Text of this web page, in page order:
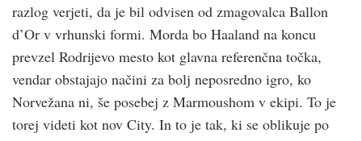
razlog verjeti, da je bil odvisen od zmagovalca Ballon
d’Or v vrhunski formi. Morda bo Haaland na koncu
prevzel Rodrijevo mesto kot glavna referenčna točka,
vendar obstajajo načini za bolj neposredno igro, ko
Norvežana ni, še posebej z Marmoushom v ekipi. To je
torej videti kot nov City. In to je tak, ki se oblikuje po